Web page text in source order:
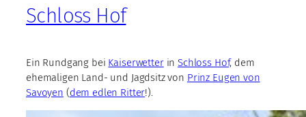
Schloss Hof
Ein Rundgang bei KaiserwetterinSchloss Hof, dem
ehemaligen Land- und Jagdsitz von Prinz Eugen von
Savoyen (dem edlen Ritter!).